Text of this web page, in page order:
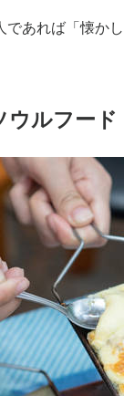
あれば「懐か
ルフード